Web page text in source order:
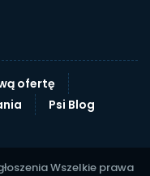
ofertę
Psi Blog
Wszelkie prawa